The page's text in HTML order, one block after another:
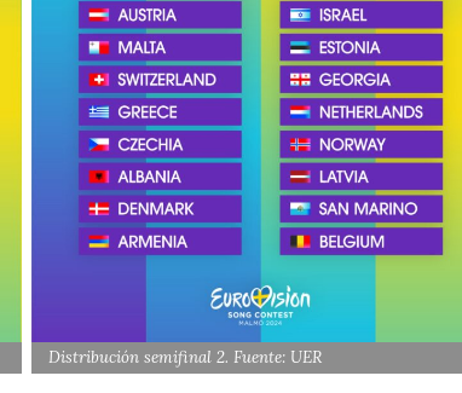
Distribución semifinal 2. Fuente: UER